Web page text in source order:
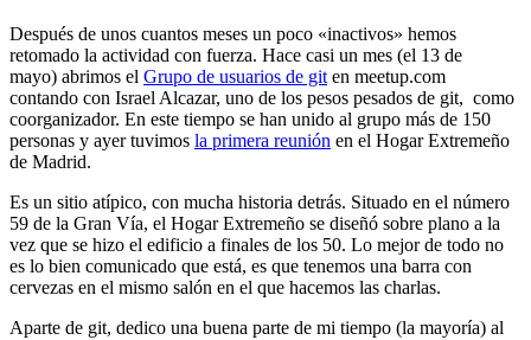
Después de unos cuantos meses un poco «inactivos» hemos
retomado la actividad con fuerza. Hace casi un mes (el 13 de
mayo) abrimos el Grupo de usuarios de git en meetup.com
contando con Israel Alcazar, uno de los pesos pesados de git, como
coorganizador. En este tiempo se han unido al grupo más de 150
personas y ayer tuvimos la primera reunión en el Hogar Extremeño
de Madrid.
Es un sitio atípico, con mucha historia detrás. Situado en el número
59 de la Gran Vía, el Hogar Extremeño se diseñó sobre plano a la
vez que se hizo el edificio a finales de los 50. Lo mejor de todo no
es lo bien comunicado que está, es que tenemos una barra con
cervezas en el mismo salón en el que hacemos las charlas.
Aparte de git, dedico una buena parte de mi tiempo (la mayoría) al